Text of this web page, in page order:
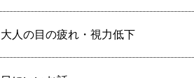
大人の目の疲れ・視力低下